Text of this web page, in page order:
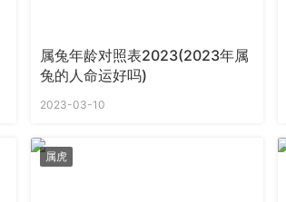
属兔年龄对照表2023(2023年属
兔的人命运好吗)
2023-03-10
属虎